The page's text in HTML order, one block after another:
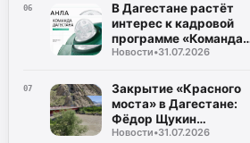
06
В Дагестане растёт
интерес к кадровой
программе «Команда
Дагестана»
Новости•31.07.2026
07
Закрытие «Красного
моста» в Дагестане:
Фёдор Щукин
потребовал ускорить
Новости•31.07.2026